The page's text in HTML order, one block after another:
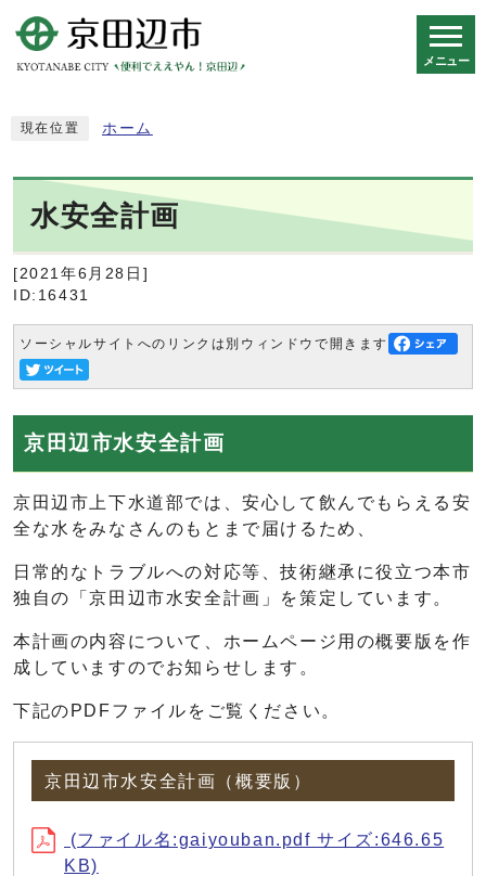
メニュー
現在位置 ホーム
水安全計画
[2021年6月28日]
ID:16431
ソーシャルサイトへのリンクは別ウィンドウで開きます
京田辺市水安全計画
京田辺市上下水道部では、安心して飲んでもらえる安
全な水をみなさんのもとまで届けるため、
日常的なトラブルへの対応等、技術継承に役立つ本市
独自の「京田辺市水安全計画」を策定しています。
本計画の内容について、ホームページ用の概要版を作
成していますのでお知らせします。
下記のPDFファイルをご覧ください。
京田辺市水安全計画（概要版）
(ファイル名:gaiyouban.pdf サイズ:646.65
KB)